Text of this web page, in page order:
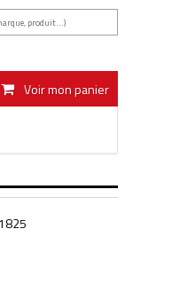
produit...)
Voir mon panier